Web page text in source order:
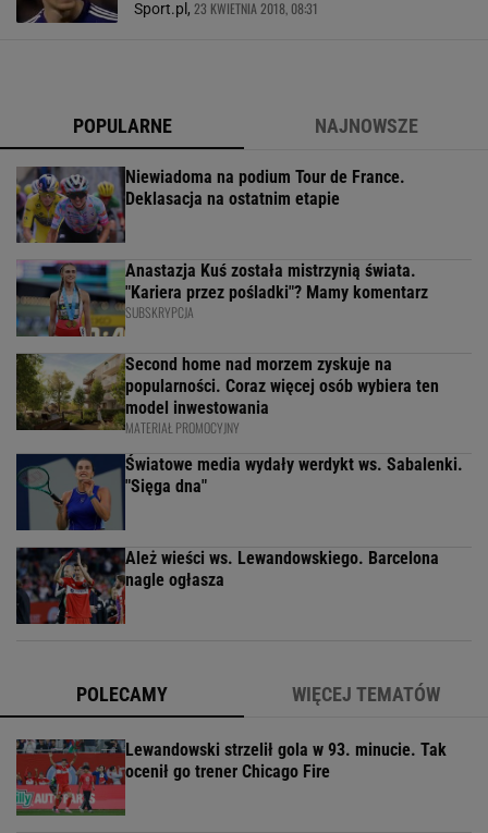
Sport.pl, 23 KWIETNIA 2018, 08:31
POPULARNE NAJNOWSZE
Niewiadoma na podium Tour de France.
Deklasacja na ostatnim etapie
Anastazja Kuś została mistrzynią świata.
"Kariera przez pośladki"? Mamy komentarz
SUBSKRYPCJA
Second home nad morzem zyskuje na
popularności. Coraz więcej osób wybiera ten
model inwestowania
MATERIAŁ PROMOCYJNY
Światowe media wydały werdykt ws. Sabalenki.
"Sięga dna"
Ależ wieści ws. Lewandowskiego. Barcelona
nagle ogłasza
POLECAMY WIĘCEJ TEMATÓW
Lewandowski strzelił gola w 93. minucie. Tak
ocenił go trener Chicago Fire